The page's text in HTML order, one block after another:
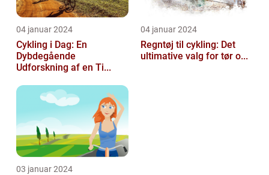
04 januar 2024
Cykling i Dag: En
Dybdegående
Udforskning af en Ti...
04 januar 2024
Regntøj til cykling: Det
ultimative valg for tør o...
03 januar 2024